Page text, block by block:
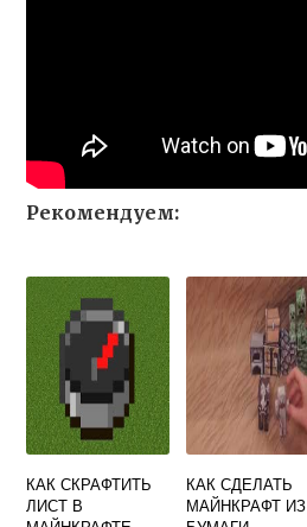
Рекомендуем:
КАК СКРАФТИТЬ
ЛИСТ В
КАК СДЕЛАТЬ
МАЙНКРАФТ ИЗ